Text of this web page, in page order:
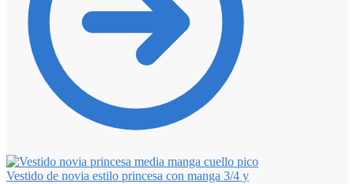
Vestido de novia estilo princesa con manga 3/4 y